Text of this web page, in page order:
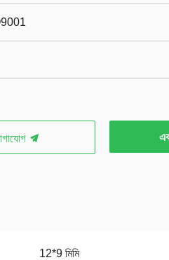
12*9 মিমি